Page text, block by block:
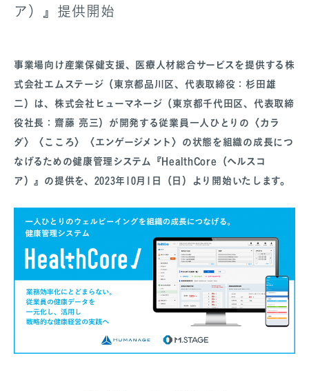
医療人材
RECRUIT
プライバシーポリシー
情報セキュリティに関する方針
医療人材事業許可内容について
フリーランスの皆様へ
ア）』提供開始
事業場向け産業保健支援、医療人材総合サービスを提供する株
式会社エムステージ（東京都品川区、代表取締役：杉田雄
二）は、株式会社ヒューマネージ（東京都千代田区、代表取締
役社長：齋藤 亮三）が開発する従業員一人ひとりの〈カラ
ダ〉〈こころ〉〈エンゲージメント〉の状態を組織の成長につ
なげるための健康管理システム『HealthCore（ヘルスコ
ア）』の提供を、2023年10月1日（日）より開始いたします。